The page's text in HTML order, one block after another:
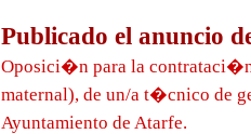
Publicado el anuncio
Oposici�n para la
maternal), de un/a t�cnico de
Ayuntamiento de Atarfe.